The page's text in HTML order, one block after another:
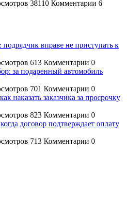
38110 Комментарии 6
вправе не приступать к
613 Комментарии 0
за подаренный автомобиль
701 Комментарии 0
наказать заказчика за просрочку
823 Комментарии 0
договор подтверждает оплату
713 Комментарии 0